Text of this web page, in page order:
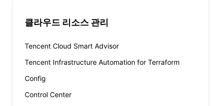
클라우드 리소스 관리
Tencent Cloud Smart Advisor
Tencent Infrastructure Automation for Terraform
Config
Control Center